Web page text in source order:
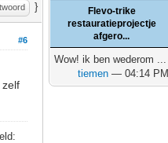
}
#6
zelf
Flevo-trike
restauratieprojectje
afgero...
Wow! ik ben wederom ...
tiemen — 04:14 PM